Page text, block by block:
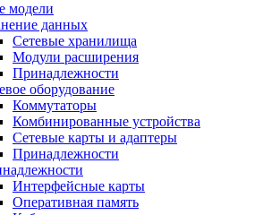
модели
данных
Сетевые хранилища
Модули расширения
Принадлежности
оборудование
Коммутаторы
Комбинированные устройства
Сетевые карты и адаптеры
Принадлежности
Интерфейсные карты
Оперативная память